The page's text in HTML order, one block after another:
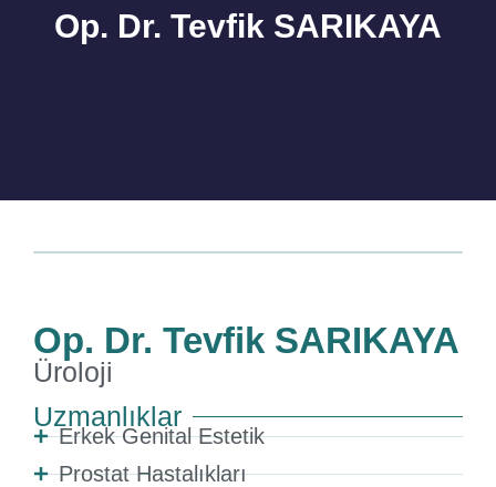
Op. Dr. Tevfik SARIKAYA
Op. Dr. Tevfik SARIKAYA
Üroloji
Uzmanlıklar
Erkek Genital Estetik
Prostat Hastalıkları